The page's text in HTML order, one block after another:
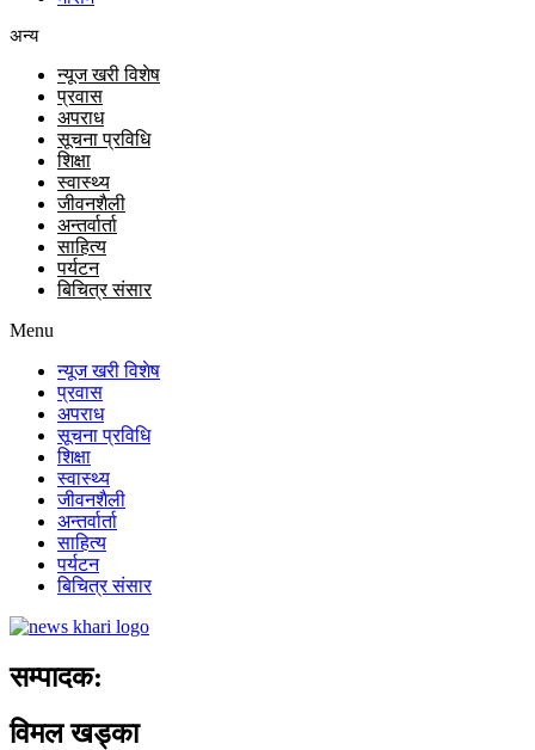
अन्य
न्यूज खरी विशेष
प्रवास
अपराध
सूचना प्रविधि
शिक्षा
स्वास्थ्य
जीवनशैली
अन्तर्वार्ता
साहित्य
पर्यटन
बिचित्र संसार
Menu
न्यूज खरी विशेष
प्रवास
अपराध
सूचना प्रविधि
शिक्षा
स्वास्थ्य
जीवनशैली
अन्तर्वार्ता
साहित्य
पर्यटन
बिचित्र संसार
सम्पादक:
विमल खड्का